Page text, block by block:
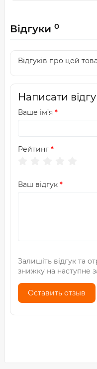
Відгуки 0
Відгуків про цей
Написати
Ваше ім’я
Рейтинг
Ваш відгук
Залишіть відгук та
знижку на наступне
Оставить отзыв